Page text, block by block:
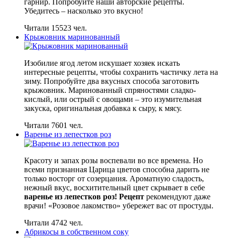
Убедитесь – насколько это вкусно!
Читали 15523 чел.
Крыжовник маринованный
Изобилие ягод летом искушает хозяек искать
интересные рецепты, чтобы сохранить частичку лета на
зиму. Попробуйте два вкусных способа заготовить
крыжовник. Маринованный спряностями сладко-
кислый, или острый с овощами – это изумительная
закуска, оригинальная добавка к сыру, к мясу.
Читали 7601 чел.
Варенье из лепестков роз
Красоту и запах розы воспевали во все времена. Но
всеми признанная Царица цветов способна дарить не
только восторг от созерцания. Ароматную сладость,
нежный вкус, восхитительный цвет скрывает в себе
варенье из лепестков роз! Рецепт рекомендуют даже
врачи! «Розовое лакомство» убережет вас от простуды.
Читали 4742 чел.
Абрикосы в собственном соку